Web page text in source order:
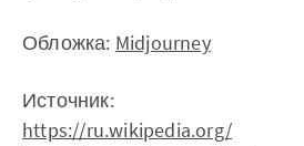
Обложка: Midjourney
Источник:
https://ru.wikipedia.org/